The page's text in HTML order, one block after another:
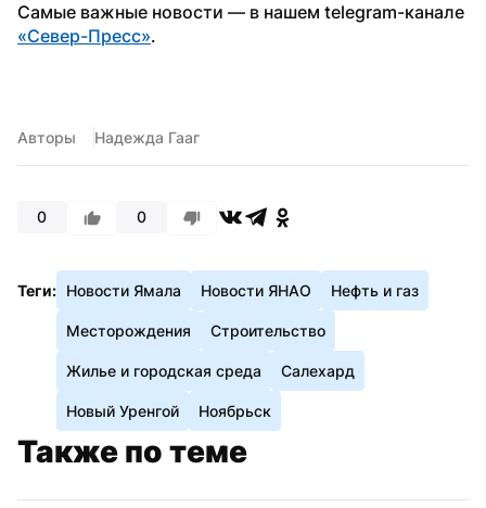
«Север-Пресс».
Авторы Надежда Гааг
0 0
Теги: Новости Ямала Новости ЯНАО Нефть и газ
Месторождения Строительство
Жилье и городская среда Салехард
Новый Уренгой Ноябрьск
Также по теме